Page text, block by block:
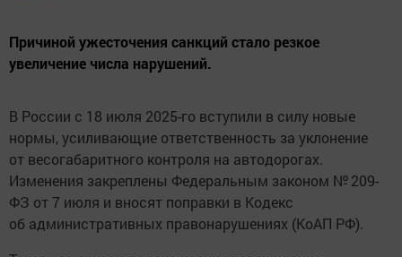
Причиной ужесточения санкций стало резкое
увеличение числа нарушений.
В России с 18 июля 2025-го вступили в силу новые
нормы, усиливающие ответственность за уклонение
от весогабаритного контроля на автодорогах.
Изменения закреплены Федеральным законом № 209-
ФЗ от 7 июля и вносят поправки в Кодекс
об административных правонарушениях (КоАП РФ).